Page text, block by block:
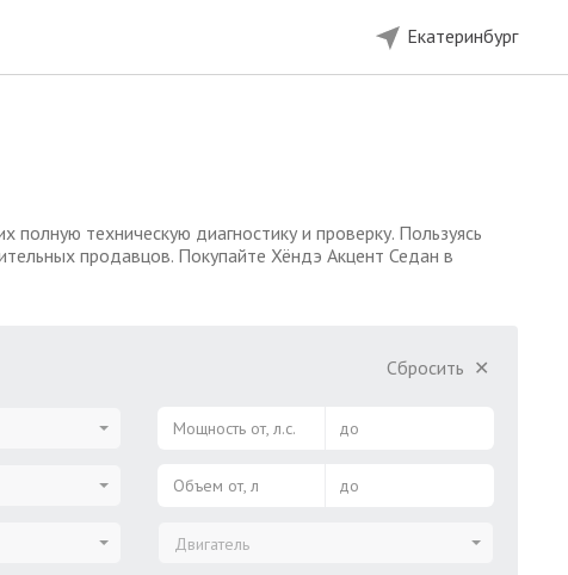
Екатеринбург
техническую диагностику и проверку. Пользуясь
продавцов. Покупайте Хёндэ Акцент Седан в
Сбросить ✕
Мощность от, л.с. до
Объем от, л до
Двигатель